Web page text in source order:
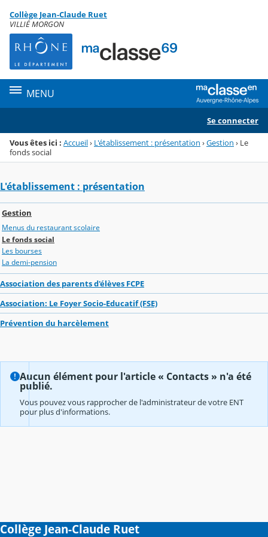
Menu de la rubrique
Contenu
Collège Jean-Claude Ruet
VILLIÉ MORGON
MENU
Se connecter
Vous êtes ici : Accueil› L'établissement : présentation ›Gestion › Le
fonds social
L'établissement : présentation
Gestion
Menus du restaurant scolaire
Le fonds social
Les bourses
La demi-pension
Association des parents d'élèves FCPE
Association: Le Foyer Socio-Educatif (FSE)
Prévention du harcèlement
Aucun élément pour l'article « Contacts » n'a été
publié.
Vous pouvez vous rapprocher de l'administrateur de votre ENT
pour plus d'informations.
Collège Jean-Claude Ruet